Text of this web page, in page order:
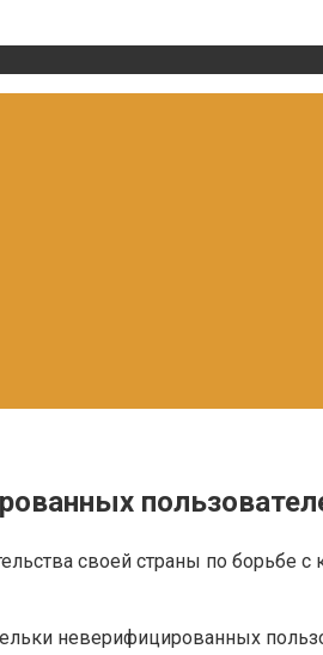
своей страны по борьбе
неверифицированных